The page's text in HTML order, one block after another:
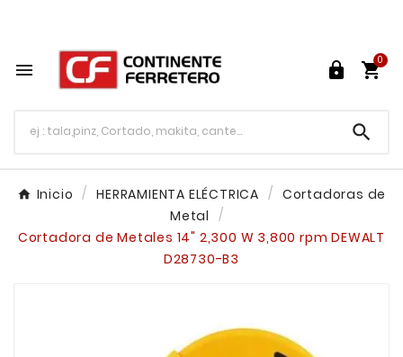
  
0

Inicio HERRAMIENTA ELÉCTRICA
Cortadoras de
Metal
Cortadora de Metales 14" 2,300 W 3,800 rpm DEWALT
D28730-B3